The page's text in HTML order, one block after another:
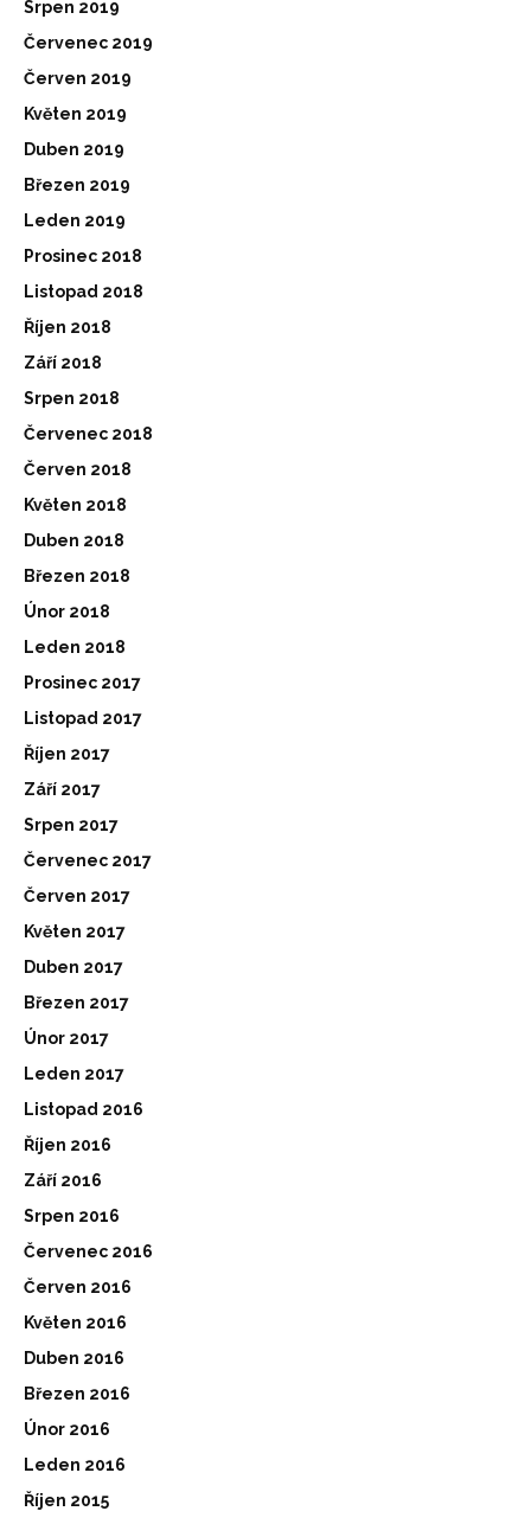
Srpen 2019
Červenec 2019
Červen 2019
Květen 2019
Duben 2019
Březen 2019
Leden 2019
Prosinec 2018
Listopad 2018
Říjen 2018
Září 2018
Srpen 2018
Červenec 2018
Červen 2018
Květen 2018
Duben 2018
Březen 2018
Únor 2018
Leden 2018
Prosinec 2017
Listopad 2017
Říjen 2017
Září 2017
Srpen 2017
Červenec 2017
Červen 2017
Květen 2017
Duben 2017
Březen 2017
Únor 2017
Leden 2017
Listopad 2016
Říjen 2016
Září 2016
Srpen 2016
Červenec 2016
Červen 2016
Květen 2016
Duben 2016
Březen 2016
Únor 2016
Leden 2016
Říjen 2015